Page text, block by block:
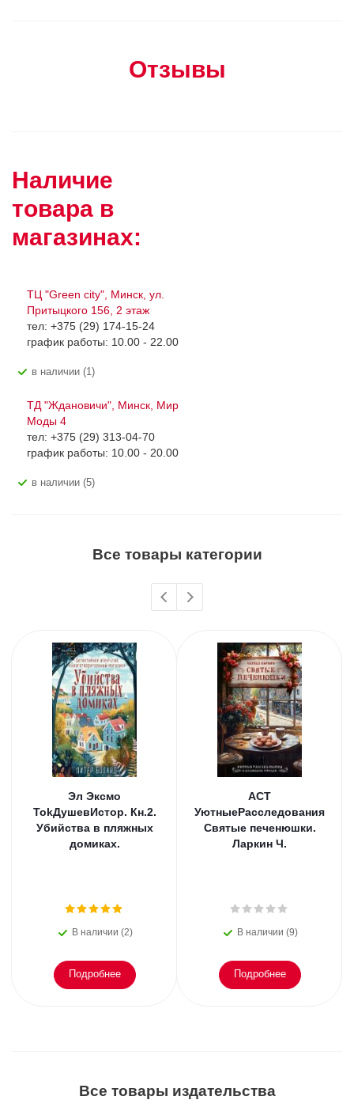
Отзывы
Наличие
товара в
магазинах:
ТЦ "Green city", Минск, ул.
Притыцкого 156, 2 этаж
тел: +375 (29) 174-15-24
график работы: 10.00 - 22.00
В наличии (1)
ТД "Ждановичи", Минск, Мир
Моды 4
тел: +375 (29) 313-04-70
график работы: 10.00 - 20.00
В наличии (5)
Все товары категории
Эл Эксмо
TokДушевИстор. Кн.2.
Убийства в пляжных
домиках.
В наличии (2)
Подробнее
АСТ
УютныеРасследования
Святые печенюшки.
Ларкин Ч.
В наличии (9)
Подробнее
Все товары издательства